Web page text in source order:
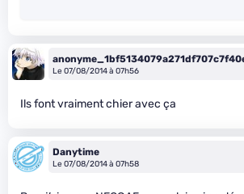
Le 07/08/2014 à 07h56
Ils font vraiment chier avec ça
Danytime
Le 07/08/2014 à 07h58